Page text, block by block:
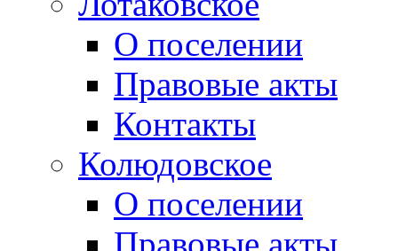
О поселении
Правовые акты
Контакты
Колюдовское
О поселении
Правовые акты